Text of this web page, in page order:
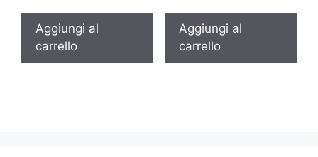
Aggiungi al
carrello
Aggiungi al
carrello